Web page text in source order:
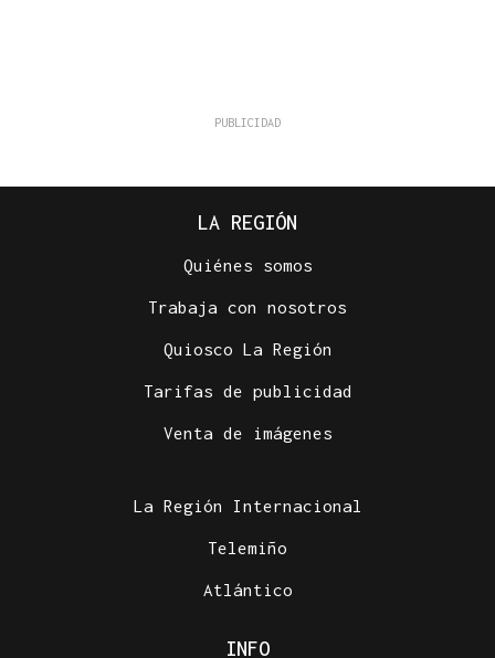
LA REGIÓN
Quiénes somos
Trabaja con nosotros
Quiosco La Región
Tarifas de publicidad
Venta de imágenes
La Región Internacional
Telemiño
Atlántico
INFO